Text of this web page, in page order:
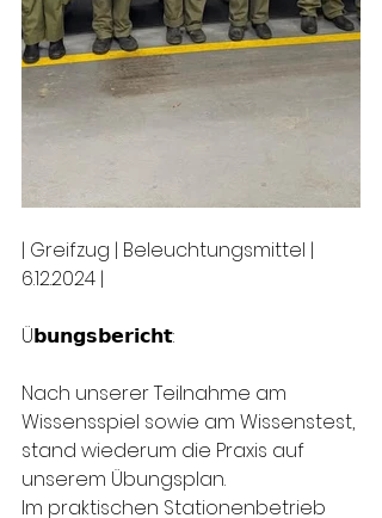
| Greifzug | Beleuchtungsmittel |
6.12.2024 |
Ü𝗯𝘂𝗻𝗴𝘀𝗯𝗲𝗿𝗶𝗰𝗵𝘁:
Nach unserer Teilnahme am
Wissensspiel sowie am Wissenstest,
stand wiederum die Praxis auf
unserem Übungsplan.
Im praktischen Stationenbetrieb